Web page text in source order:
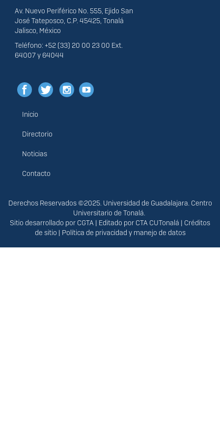
Av. Nuevo Periférico No. 555, Ejido San
José Tateposco, C.P. 45425, Tonalá
Jalisco, México
Teléfono: +52 (33) 20 00 23 00 Ext.
64007 y 64044
Menú
principal
Inicio
Directorio
Noticias
Contacto
Derechos
Derechos Reservados ©2025. Universidad de Guadalajara. Centro
Universitario de Tonalá.
Sitio desarrollado por CGTA | Editado por CTA CUTonalá | Créditos
de sitio | Política de privacidad y manejo de datos